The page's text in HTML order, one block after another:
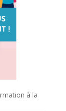
à la